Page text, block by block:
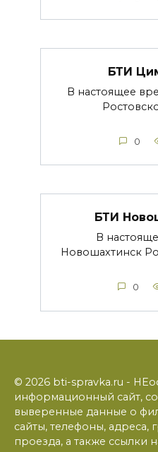
БТИ
В настоящее
0
БТИ
В
Новошахтинск
0
© 2026 bti-spravka.ru -
информационный сайт,
выверенные данные о
сайты, телефоны, адреса,
проезда, а также